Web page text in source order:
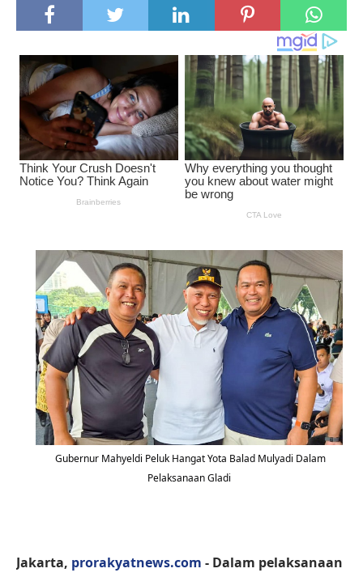
Gubernur Mahyeldi Peluk Hangat Yota Balad Mulyadi Dalam
Pelaksanaan Gladi
Jakarta, prorakyatnews.com - Dalam pelaksanaan